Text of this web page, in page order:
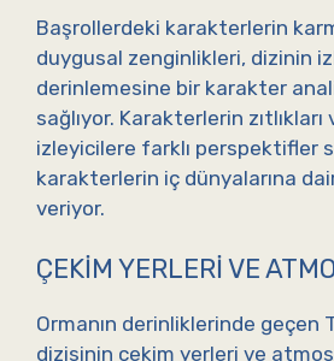
Başrollerdeki karakterlerin
duygusal zenginlikleri, dizinin
derinlemesine bir karakter
sağlıyor. Karakterlerin
izleyicilere farklı perspektifler
karakterlerin iç dünyalarına
veriyor.
ÇEKIM YERLERI VE
Ormanın derinliklerinde geçen
dizisinin çekim yerleri ve